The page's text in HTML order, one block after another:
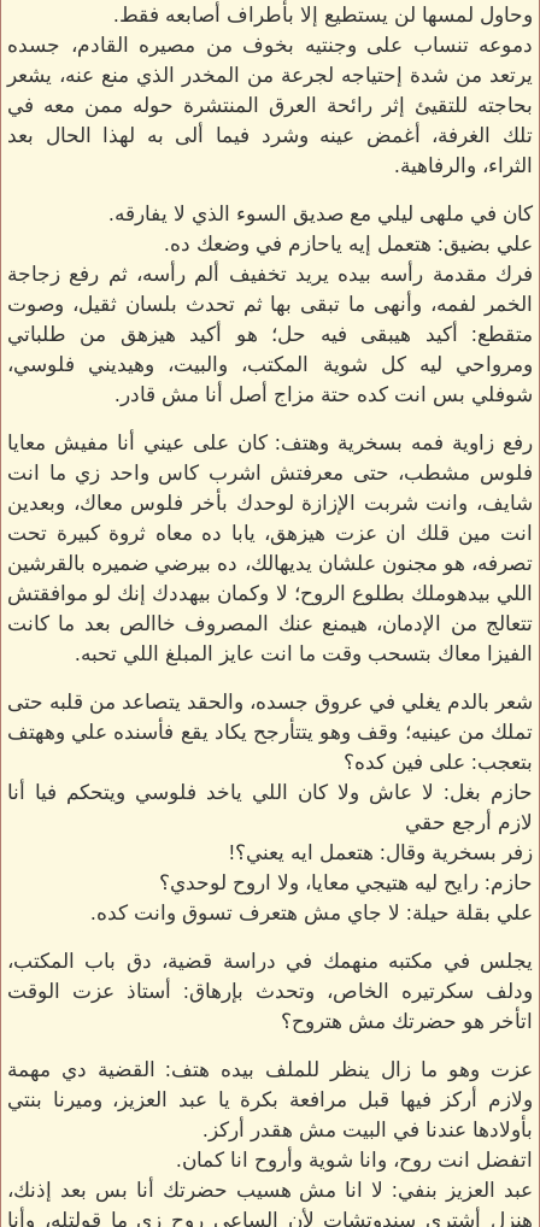
وحاول لمسها لن يستطيع إلا بأطراف أصابعه فقط.
دموعه تنساب على وجنتيه بخوف من مصيره القادم، جسده
يرتعد من شدة إحتياجه لجرعة من المخدر الذي منع عنه، يشعر
بحاجته للتقيئ إثر رائحة العرق المنتشرة حوله ممن معه في
تلك الغرفة، أغمض عينه وشرد فيما ألى به لهذا الحال بعد
الثراء، والرفاهية.
كان في ملهى ليلي مع صديق السوء الذي لا يفارقه.
علي بضيق: هتعمل إيه ياحازم في وضعك ده.
فرك مقدمة رأسه بيده يريد تخفيف ألم رأسه، ثم رفع زجاجة
الخمر لفمه، وأنهى ما تبقى بها ثم تحدث بلسان ثقيل، وصوت
متقطع: أكيد هيبقى فيه حل؛ هو أكيد هيزهق من طلباتي
ومرواحي ليه كل شوية المكتب، والبيت، وهيديني فلوسي،
شوفلي بس انت كده حتة مزاج أصل أنا مش قادر.
رفع زاوية فمه بسخرية وهتف: كان على عيني أنا مفيش معايا
فلوس مشطب، حتى معرفتش اشرب كاس واحد زي ما انت
شايف، وانت شربت الإزازة لوحدك بأخر فلوس معاك، وبعدين
انت مين قلك ان عزت هيزهق، يابا ده معاه ثروة كبيرة تحت
تصرفه، هو مجنون علشان يديهالك، ده بيرضي ضميره بالقرشين
اللي بيدهوملك بطلوع الروح؛ لا وكمان بيهددك إنك لو موافقتش
تتعالج من الإدمان، هيمنع عنك المصروف خاالص بعد ما كانت
الفيزا معاك بتسحب وقت ما انت عايز المبلغ اللي تحبه.
شعر بالدم يغلي في عروق جسده، والحقد يتصاعد من قلبه حتى
تملك من عينيه؛ وقف وهو يتتأرجح يكاد يقع فأسنده علي وههتف
بتعجب: على فين كده؟
حازم بغل: لا عاش ولا كان اللي ياخد فلوسي ويتحكم فيا أنا
لازم أرجع حقي
زفر بسخرية وقال: هتعمل ايه يعني؟!
حازم: رايح ليه هتيجي معايا، ولا اروح لوحدي؟
علي بقلة حيلة: لا جاي مش هتعرف تسوق وانت كده.
يجلس في مكتبه منهمك في دراسة قضية، دق باب المكتب،
ودلف سكرتيره الخاص، وتحدث بإرهاق: أستاذ عزت الوقت
اتأخر هو حضرتك مش هتروح؟
عزت وهو ما زال ينظر للملف بيده هتف: القضية دي مهمة
ولازم أركز فيها قبل مرافعة بكرة يا عبد العزيز، وميرنا بنتي
بأولادها عندنا في البيت مش هقدر أركز.
اتفضل انت روح، وانا شوية وأروح انا كمان.
عبد العزيز بنفي: لا انا مش هسيب حضرتك أنا بس بعد إذنك،
هنزل أشتري سندوتشات لأن الساعي روح زي ما قولتله، وأنا